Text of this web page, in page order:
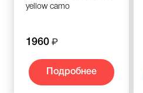
yellow camo
1960
Подробнее